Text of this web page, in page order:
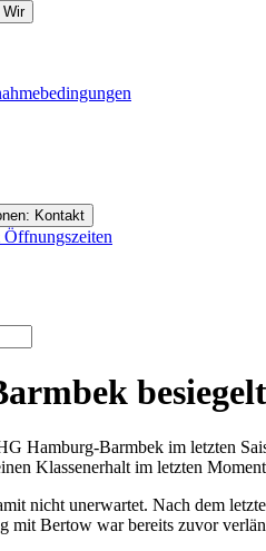
Wir
Kontakt
Hamburg-Barmbek im letzten
Klassenerhalt im letzten
nicht unerwartet. Nach dem
mit Bertow war bereits zuvor